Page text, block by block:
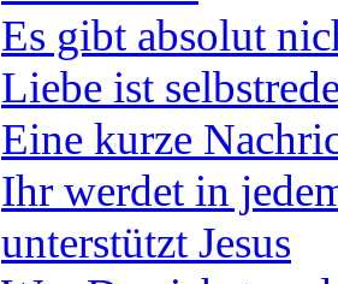
Es gibt absolut
Liebe ist
Eine kurze
Ihr werdet in
unterstützt Jesus